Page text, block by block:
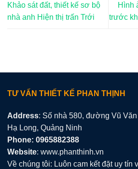
Khảo sát đất, thiết kế sơ bộ
nhà anh Hiện thị trấn Trới
Hình
trước
TƯ VẤN THIẾT KẾ PHAN THỊNH
Address: Số nhà 580, đường Vũ
Hạ Long, Quảng Ninh
Phone: 0965882388
Website: www.phanthinh.vn
Về chúng tôi: Luôn cam kết đặt uy tín